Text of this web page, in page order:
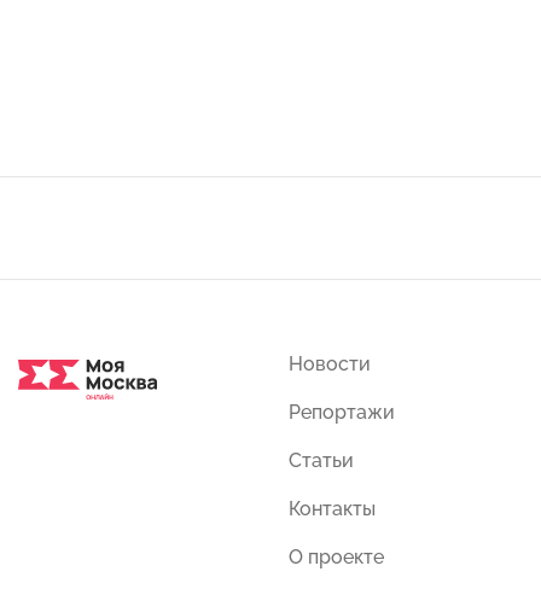
Новости
Репортажи
Статьи
Контакты
О проекте